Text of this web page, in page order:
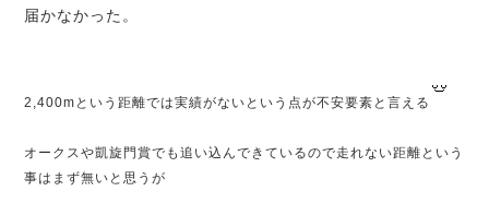
届かなかった。
2,400mという距離では実績がないという点が不安要素と言える
オークスや凱旋門賞でも追い込んできているので走れない距離という
事はまず無いと思うが